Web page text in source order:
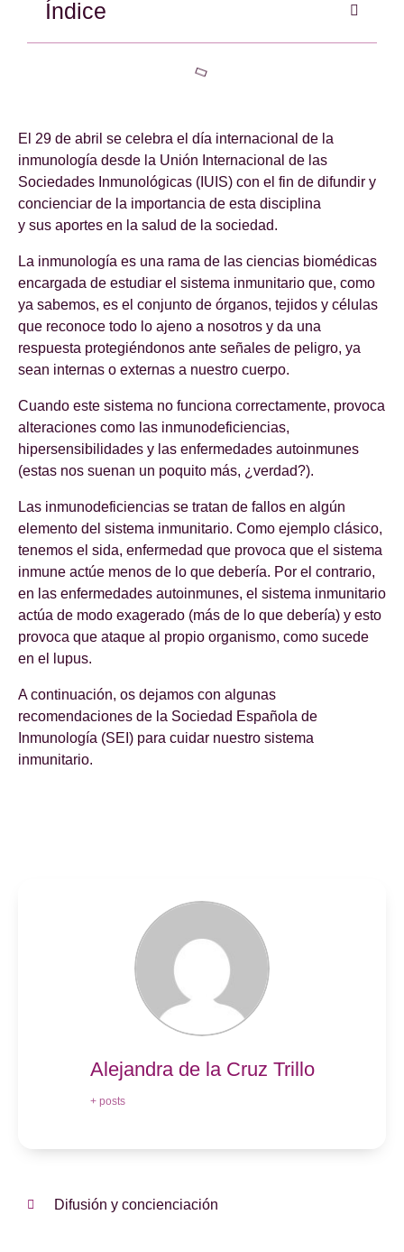
Índice
El 29 de abril se celebra el día internacional de la
inmunología desde la Unión Internacional de las
Sociedades Inmunológicas (IUIS) con el fin de difundir y
concienciar de la importancia de esta disciplina
y sus aportes en la salud de la sociedad.
La inmunología es una rama de las ciencias biomédicas
encargada de estudiar el sistema inmunitario que, como
ya sabemos, es el conjunto de órganos, tejidos y células
que reconoce todo lo ajeno a nosotros y da una
respuesta protegiéndonos ante señales de peligro, ya
sean internas o externas a nuestro cuerpo.
Cuando este sistema no funciona correctamente, provoca
alteraciones como las inmunodeficiencias,
hipersensibilidades y las enfermedades autoinmunes
(estas nos suenan un poquito más, ¿verdad?).
Las inmunodeficiencias se tratan de fallos en algún
elemento del sistema inmunitario. Como ejemplo clásico,
tenemos el sida, enfermedad que provoca que el sistema
inmune actúe menos de lo que debería. Por el contrario,
en las enfermedades autoinmunes, el sistema inmunitario
actúa de modo exagerado (más de lo que debería) y esto
provoca que ataque al propio organismo, como sucede
en el lupus.
A continuación, os dejamos con algunas
recomendaciones de la Sociedad Española de
Inmunología (SEI) para cuidar nuestro sistema
inmunitario.
Alejandra de la Cruz Trillo
+ posts
Difusión y concienciación